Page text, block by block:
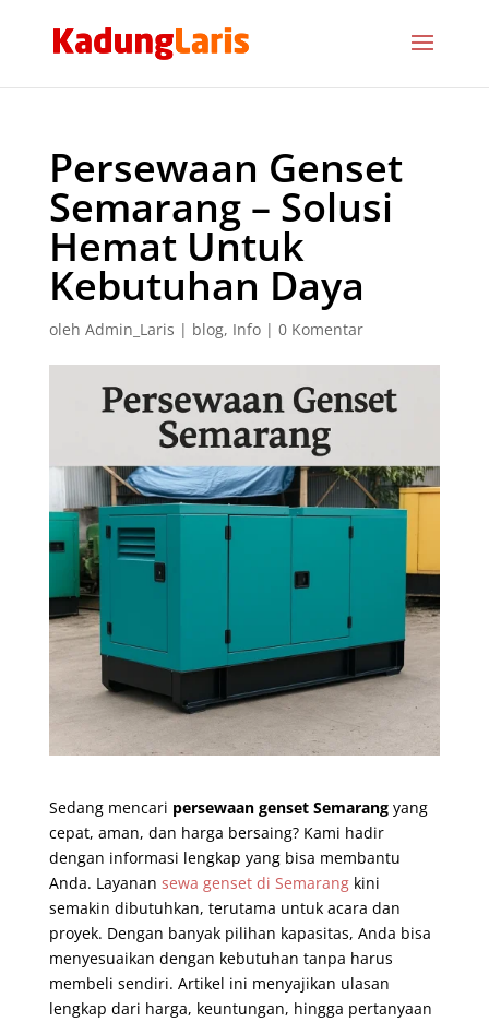
Persewaan Genset
Semarang – Solusi
Hemat Untuk
Kebutuhan Daya
oleh Admin_Laris | blog, Info| 0 Komentar
Sedang mencari persewaan genset Semarangyang
cepat, aman, dan harga bersaing? Kami hadir
dengan informasi lengkap yang bisa membantu
Anda. Layanan sewa genset di Semarangkini
semakin dibutuhkan, terutama untuk acara dan
proyek. Dengan banyak pilihan kapasitas, Anda bisa
menyesuaikan dengan kebutuhan tanpa harus
membeli sendiri. Artikel ini menyajikan ulasan
lengkap dari harga, keuntungan, hingga pertanyaan